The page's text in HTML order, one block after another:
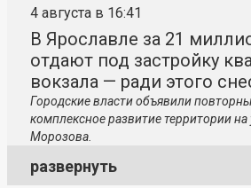
4 августа в 16:41
В Ярославле за 21
отдают под застройку
вокзала — ради этого
Городские власти объявили
комплексное развитие территории
Морозова.
развернуть